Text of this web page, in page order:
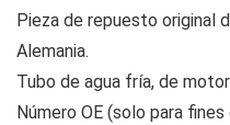
Pieza de repuesto original
Alemania.
Tubo de agua fría, de
Número OE (solo para